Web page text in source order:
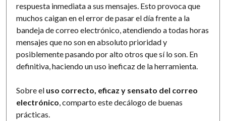
respuesta inmediata a sus mensajes. Esto provoca que
muchos caigan en el error de pasar el día frente a la
bandeja de correo electrónico, atendiendo a todas horas
mensajes que no son en absoluto prioridad y
posiblemente pasando por alto otros que sí lo son. En
definitiva, haciendo un uso ineficaz de la herramienta.
Sobre el uso correcto, eficaz y sensato del correo
electrónico , comparto este decálogo de buenas
prácticas.